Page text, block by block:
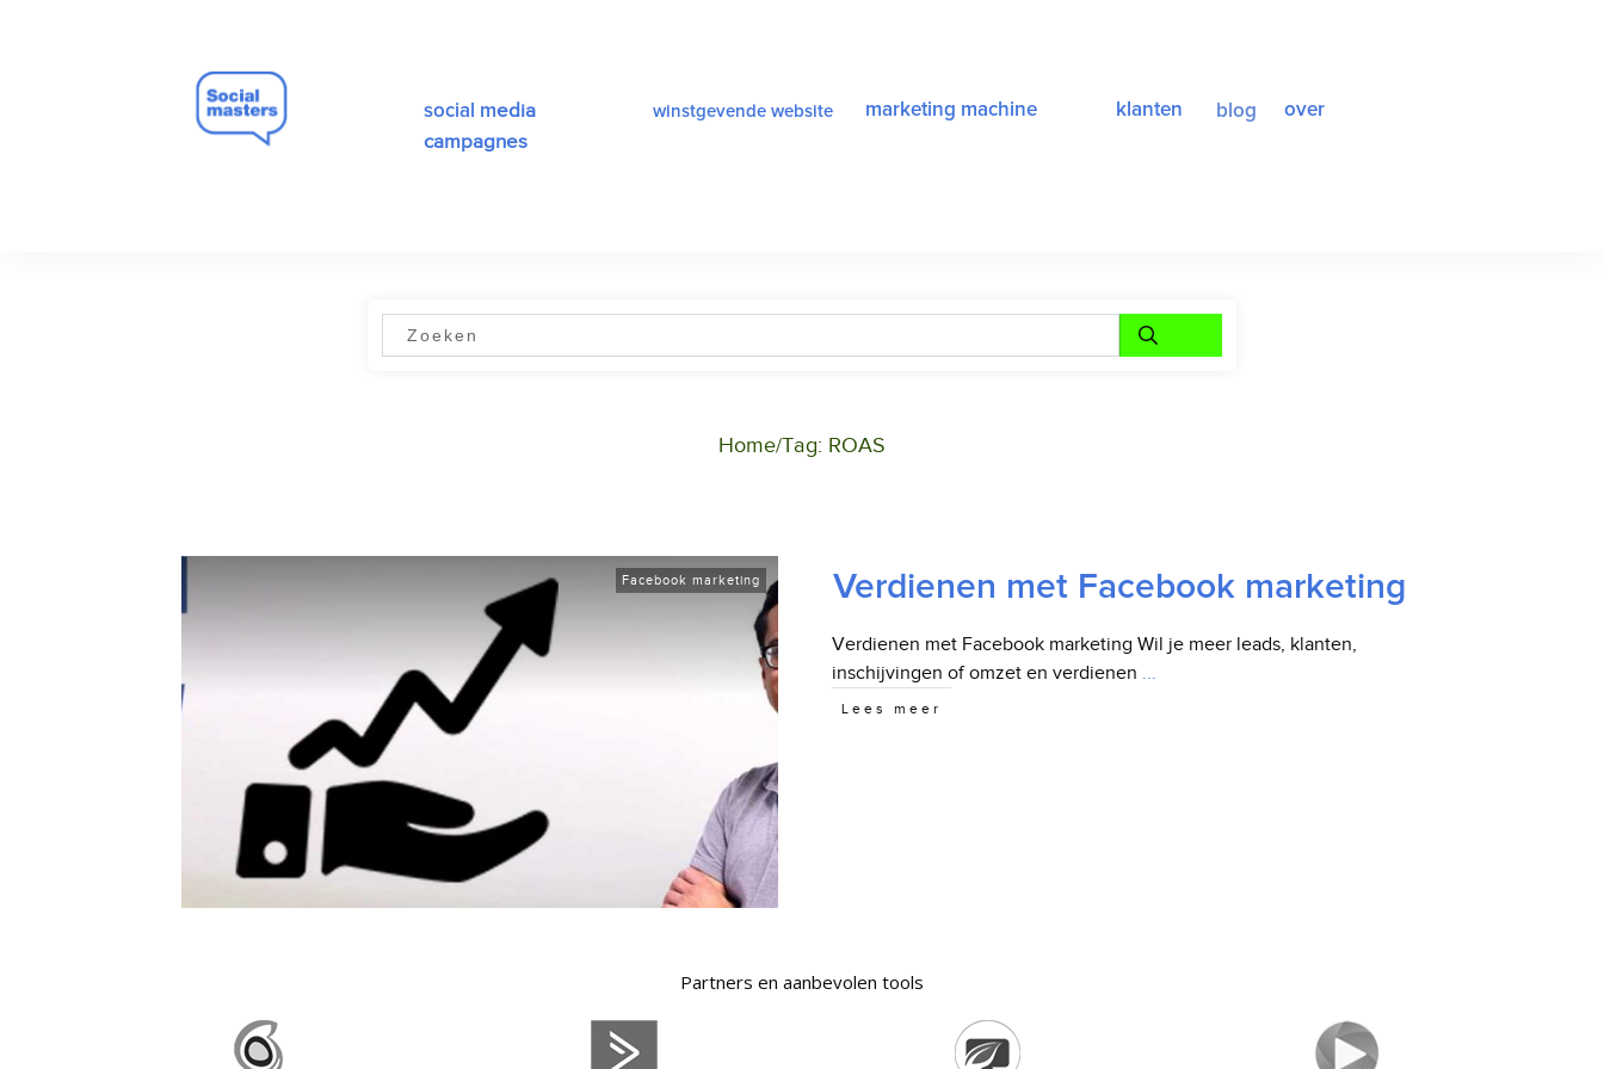
social media
campagnes
winstgevende website marketing machine klanten blog over
Home/Tag: ROAS
Facebook marketing Verdienen met Facebook marketing
Verdienen met Facebook marketing Wil je meer leads, klanten,
inschijvingen of omzet en verdienen ...
Lees meer
Partners en aanbevolen tools